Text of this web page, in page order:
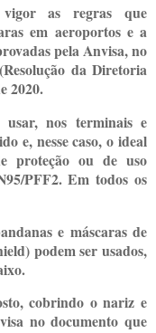
as regras que
em aeroportos e a
pela Anvisa, no
da Diretoria
2020.
usar, nos terminais e
e, nesse caso, o ideal
proteção ou de uso
PFF2. Em todos os
e máscaras de
podem ser usados,
cobrindo o nariz e
no documento que